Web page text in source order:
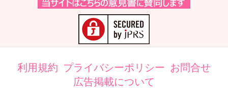
利用規約 プライバシーポリシー お問合せ
広告掲載について